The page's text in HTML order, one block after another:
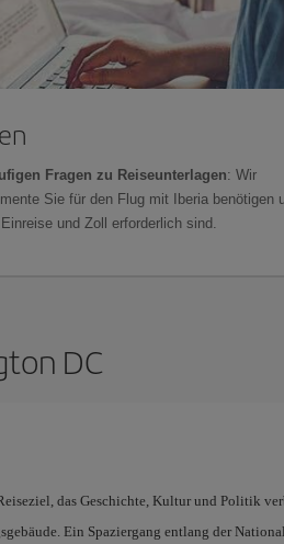
Fragen zu Reiseunterlagen: Wir
Sie für den Flug mit Iberia benötigen
und Zoll erforderlich sind.
DC
das Geschichte, Kultur und Politik
Ein Spaziergang entlang der